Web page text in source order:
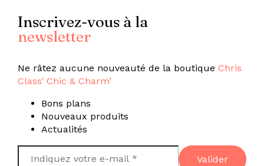
Inscrivez-vous à la
newsletter
Ne râtez aucune nouveauté de la boutique Chris
Class’ Chic & Charm’
Bons plans
Nouveaux produits
Actualités